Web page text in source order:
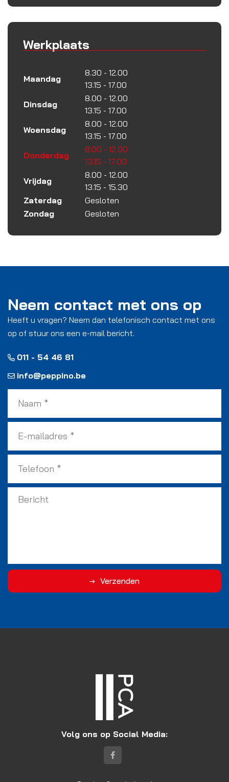
Werkplaats
Maandag
8.30 - 12.00
13.15 - 17.00
Dinsdag
8.00 - 12.00
13.15 - 17.00
Woensdag
8.00 - 12.00
13.15 - 17.00
Donderdag
8.00 - 12.00
13.15 - 17.00
Vrijdag
8.00 - 12.00
13.15 - 15.30
Zaterdag
Gesloten
Zondag
Gesloten
Neem contact met ons op
Heeft u vragen? Neem dan telefonisch contact met ons
op of stuur ons een e-mail bericht.
011 - 54 46 81
info@peppino.be
Verzenden
Volg ons op Social Media: